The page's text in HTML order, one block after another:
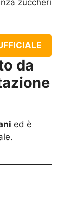
zuccheri
da
ed è